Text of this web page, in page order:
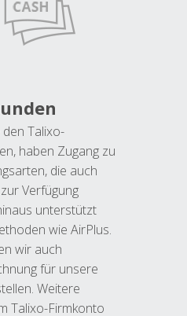
Talixo-
haben Zugang zu
die auch
Verfügung
unterstützt
wie AirPlus.
wir auch
für unsere
Weitere
Talixo-Firmkonto